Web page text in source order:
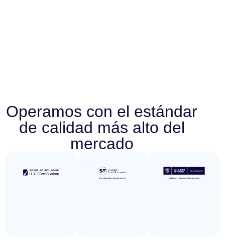
Operamos con el estándar
de calidad más alto del
mercado